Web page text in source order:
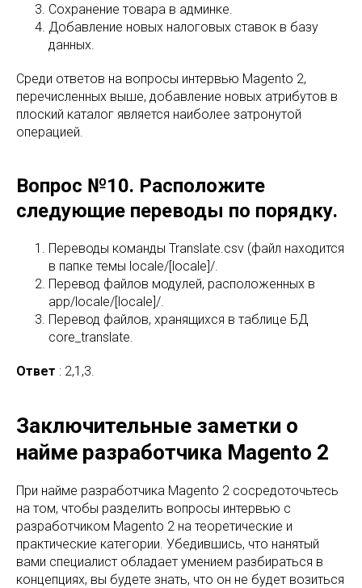
Сохранение товара в админке.
Добавление новых налоговых ставок в базу
данных.
Среди ответов на вопросы интервью Magento 2,
перечисленных выше, добавление новых атрибутов в
плоский каталог является наиболее затронутой
операцией.
Вопрос №10. Расположите
следующие переводы по порядку.
Переводы команды Translate.csv (файл находится
в папке темы locale/[locale]/.
Перевод файлов модулей, расположенных в
app/locale/[locale]/.
Перевод файлов, хранящихся в таблице БД
core_translate.
Ответ : 2,1,3.
Заключительные заметки о
найме разработчика Magento 2
При найме разработчика Magento 2 сосредоточьтесь
на том, чтобы разделить вопросы интервью с
разработчиком Magento 2 на теоретические и
практические категории. Убедившись, что нанятый
вами специалист обладает умением разбираться в
концепциях, вы будете знать, что он не будет возиться